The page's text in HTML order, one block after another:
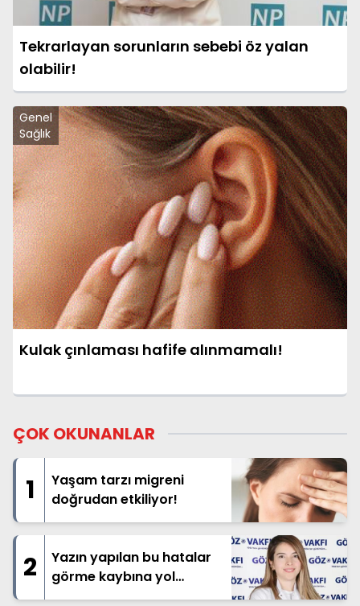
Tekrarlayan sorunların sebebi öz yalan
olabilir!
Genel
Sağlık
Kulak çınlaması hafife alınmamalı!
ÇOK OKUNANLAR
1
Yaşam tarzı migreni
doğrudan etkiliyor!
2
Yazın yapılan bu hatalar
görme kaybına yol
açabilir!